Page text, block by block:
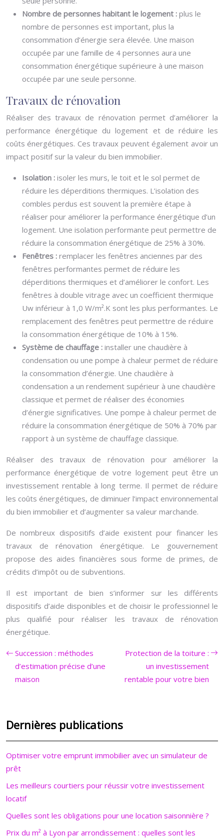
Nombre de personnes habitant le logement : plus le
nombre de personnes est important, plus la
consommation d’énergie sera élevée. Une maison
occupée par une famille de 4 personnes aura une
consommation énergétique supérieure à une maison
occupée par une seule personne.
Travaux de rénovation
Réaliser des travaux de rénovation permet d’améliorer la
performance énergétique du logement et de réduire les
coûts énergétiques. Ces travaux peuvent également avoir un
impact positif sur la valeur du bien immobilier.
Isolation : isoler les murs, le toit et le sol permet de
réduire les déperditions thermiques. L’isolation des
combles perdus est souvent la première étape à
réaliser pour améliorer la performance énergétique d’un
logement. Une isolation performante peut permettre de
réduire la consommation énergétique de 25% à 30%.
Fenêtres : remplacer les fenêtres anciennes par des
fenêtres performantes permet de réduire les
déperditions thermiques et d’améliorer le confort. Les
fenêtres à double vitrage avec un coefficient thermique
Uw inférieur à 1,0 W/m².K sont les plus performantes. Le
remplacement des fenêtres peut permettre de réduire
la consommation énergétique de 10% à 15%.
Système de chauffage : installer une chaudière à
condensation ou une pompe à chaleur permet de réduire
la consommation d’énergie. Une chaudière à
condensation a un rendement supérieur à une chaudière
classique et permet de réaliser des économies
d’énergie significatives. Une pompe à chaleur permet de
réduire la consommation énergétique de 50% à 70% par
rapport à un système de chauffage classique.
Réaliser des travaux de rénovation pour améliorer la
performance énergétique de votre logement peut être un
investissement rentable à long terme. Il permet de réduire
les coûts énergétiques, de diminuer l’impact environnemental
du bien immobilier et d’augmenter sa valeur marchande.
De nombreux dispositifs d’aide existent pour financer les
travaux de rénovation énergétique. Le gouvernement
propose des aides financières sous forme de primes, de
crédits d’impôt ou de subventions.
Il est important de bien s’informer sur les différents
dispositifs d’aide disponibles et de choisir le professionnel le
plus qualifié pour réaliser les travaux de rénovation
énergétique.
Succession : méthodes
d’estimation précise d’une
maison
Protection de la toiture :
un investissement
rentable pour votre bien
Dernières publications
Optimiser votre emprunt immobilier avec un simulateur de
prêt
Les meilleurs courtiers pour réussir votre investissement
locatif
Quelles sont les obligations pour une location saisonnière ?
Prix du m² à Lyon par arrondissement : quelles sont les